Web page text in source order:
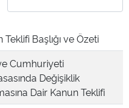
Teklifi Başlığı ve Özeti
Cumhuriyeti
Değişiklik
Dair Kanun Teklifi